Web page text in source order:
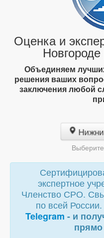
Оценка и
Объединяем
решения ваших
заключения любой
экспертное
Членство СРО.
по всей России.
Telegram - и
прямо